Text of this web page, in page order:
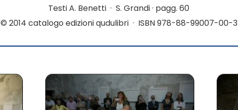
Testi A. Benetti · S. Grandi · pagg. 60
© 2014 catalogo edizioni qudulibri · ISBN 978-88-99007-00-3